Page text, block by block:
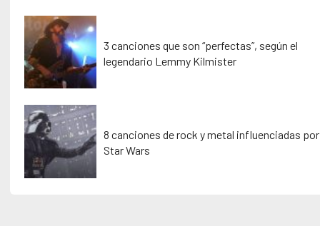
3 canciones que son “perfectas”, según el
legendario Lemmy Kilmister
8 canciones de rock y metal influenciadas por
Star Wars